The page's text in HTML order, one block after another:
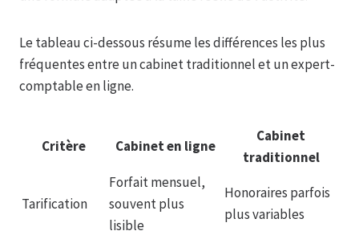
Le tableau ci-dessous résume les différences les plus
fréquentes entre un cabinet traditionnel et un expert-
comptable en ligne.
Critère Cabinet en ligne
Cabinet
traditionnel
Tarification
Forfait mensuel,
souvent plus
lisible
Honoraires parfois
plus variables